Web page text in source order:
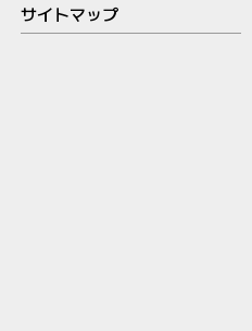
サイトマップ